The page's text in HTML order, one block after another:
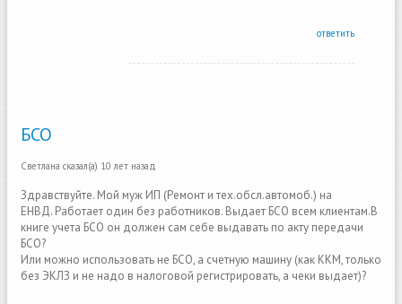
ответить
БСО
Светлана сказал(а) 10 лет назад
Здравствуйте. Мой муж ИП (Ремонт и тех.обсл.автомоб.) на
ЕНВД. Работает один без работников. Выдает БСО всем клиентам.В
книге учета БСО он должен сам себе выдавать по акту передачи
БСО?
Или можно использовать не БСО, а счетную машину (как ККМ, только
без ЭКЛЗ и не надо в налоговой регистрировать, а чеки выдает)?